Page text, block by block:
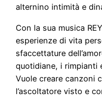
alternino intimità e
Con la sua musica
esperienze di vita
sfaccettature
quotidiane, i rimpianti
Vuole creare canzoni
l’ascoltatore visto e